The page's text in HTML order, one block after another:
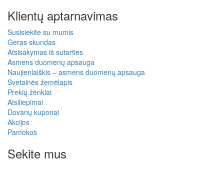
Klientų aptarnavimas
Susisiekite su mumis
Geras skundas
Atsisakymas iš sutarties
Asmens duomenų apsauga
Naujienlaiškis – asmens duomenų apsauga
Svetainės žemėlapis
Prekių ženklai
Atsiliepimai
Dovanų kuponai
Akcijos
Pamokos
Sekite mus